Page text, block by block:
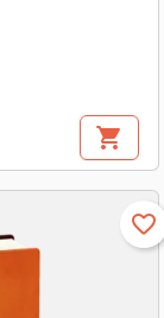
shopping_cart
favorite_border